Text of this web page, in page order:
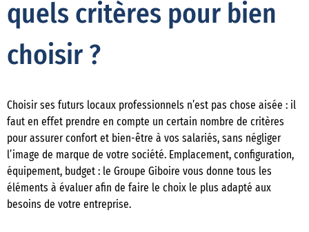
quels critères pour bien
choisir ?
Choisir ses futurs locaux professionnels n’est pas chose aisée : il
faut en effet prendre en compte un certain nombre de critères
pour assurer confort et bien-être à vos salariés, sans négliger
l’image de marque de votre société. Emplacement, configuration,
équipement, budget : le Groupe Giboire vous donne tous les
éléments à évaluer afin de faire le choix le plus adapté aux
besoins de votre entreprise.